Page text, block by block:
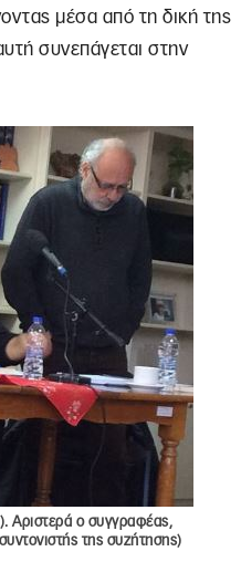
μέσα από τη δική της
συνεπάγεται στην
Αριστερά ο συγγραφέας,
της συζήτησης)